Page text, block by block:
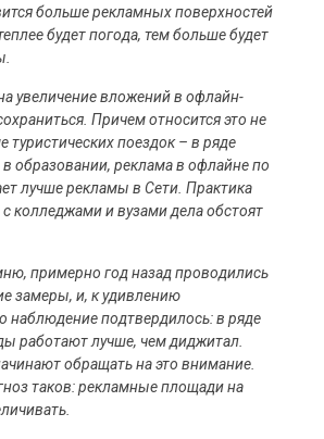
больше рекламных поверхностей
будет погода, тем больше будет
увеличение вложений в офлайн-
Причем относится это не
туристических поездок – в ряде
образовании, реклама в офлайне по
лучше рекламы в Сети. Практика
колледжами и вузами дела обстоят
примерно год назад проводились
замеры, и, к удивлению
наблюдение подтвердилось: в ряде
работают лучше, чем диджитал.
обращать на это внимание.
таков: рекламные площади на